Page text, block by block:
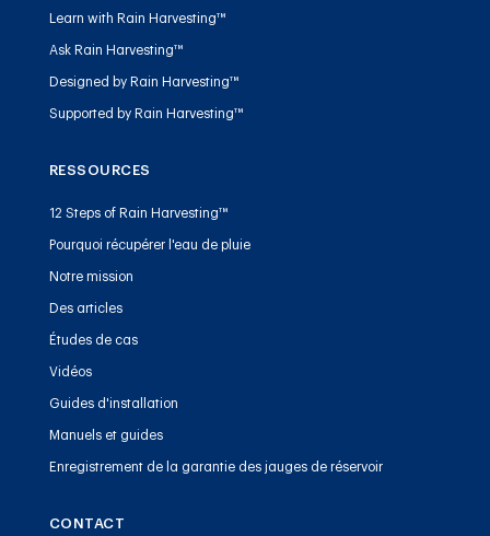
Learn with Rain Harvesting™
Ask Rain Harvesting™
Designed by Rain Harvesting™
Supported by Rain Harvesting™
RESSOURCES
12 Steps of Rain Harvesting™
Pourquoi récupérer l'eau de pluie
Notre mission
Des articles
Études de cas
Vidéos
Guides d'installation
Manuels et guides
Enregistrement de la garantie des jauges de réservoir
CONTACT